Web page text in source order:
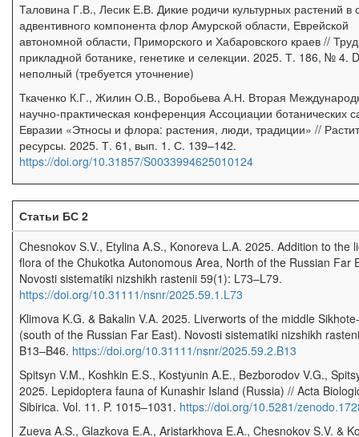
Таловина Г.В., Лесик Е.В. Дикие родичи культурных растений в
адвентивного компонента флор Амурской области, Еврейской
автономной области, Приморского и Хабаровского краев //
прикладной ботанике, генетике и селекции. 2025. Т. 186, № 4.
неполный (требуется уточнение)
Ткаченко К.Г., Жилин О.В., Воробьева А.Н. Вторая
научно-практическая конференция Ассоциации ботанических
Евразии «Этносы и флора: растения, люди, традиции» //
ресурсы. 2025. Т. 61, вып. 1. С. 139–142.
https://doi.org/10.31857/S0033994625010124
Статьи БС 2
Chesnokov S.V., Etylina A.S., Konoreva L.A. 2025. Addition to the
flora of the Chukotka Autonomous Area, North of the Russian Far
Novosti sistematiki nizshikh rastenii 59(1): L73–L79.
https://doi.org/10.31111/nsnr/2025.59.1.L73
Klimova K.G. & Bakalin V.A. 2025. Liverworts of the middle
(south of the Russian Far East). Novosti sistematiki nizshikh
B13–B46. https://doi.org/10.31111/nsnr/2025.59.2.B13
Spitsyn V.M., Koshkin E.S., Kostyunin A.E., Bezborodov V.G.,
2025. Lepidoptera fauna of Kunashir Island (Russia) // Acta
Sibirica. Vol. 11. P. 1015–1031. https://doi.org/10.5281/
Zueva A.S., Glazkova E.A., Aristarkhova E.A., Chesnokov S.V. &